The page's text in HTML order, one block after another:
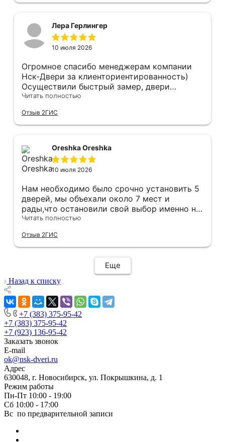
Лера Герлингер
10 июля 2026
Огромное спасибо менеджерам компании
Нск-Двери за клиенториентированность)
Осуществили быстрый замер, двери
оказались в наличии. По доставке
компанию, где я могу указать удобный для
меня интервал времени, а не ждать весь
монтаж дверей, спасибо мастеру Антону за
его труд!!!
Читать полностью
Отзыв 2ГИС
Oreshka Oreshka
10 июля 2026
Нам необходимо было срочно установить 5
дверей, мы объехали около 7 мест и
рады,что остановили свой выбор именно на
этой компании.Здесь оказались нужные нам
других местах ожидание было от 3 недель).
Хочется отметить скорость и
добросовестность данной компании.Через
час после покупки дверей у нас уже был
замерщик на кв,на следующий день
установили! Установщики сделали свою
работу очень аккуратно, после себя убрали
абсолютно всю строительную пыль и
оставили идеальный порядок.Спасибо вам!
Читать полностью
Отзыв 2ГИС
Еще
Назад к списку
+7 (383) 375-95-42
+7 (383) 375-95-42
+7 (923) 136-95-42
Заказать звонок
E-mail
ok@nsk-dveri.ru
Адрес
630048, г. Новосибирск, ул. Покрышкина, д. 1
Режим работы
Пн-Пт 10:00 - 19:00
Сб 10:00 - 17:00
Вс по предварительной записи